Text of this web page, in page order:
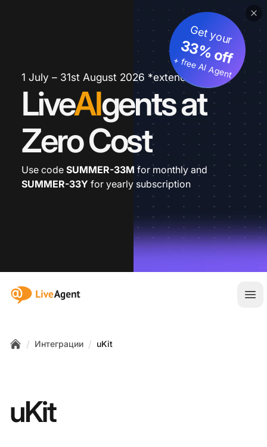
1 July – 31st August 2026 *extended
LiveAIgents at
Zero Cost
Get your
33% off
+ free AI Agent
Use code SUMMER-33M for monthly and
SUMMER-33Y for yearly subscription
:site.title
/ Интеграции / uKit
uKit